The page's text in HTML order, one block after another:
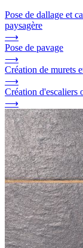
Pose de dallage et
paysagère
⟶
Pose de pavage
⟶
Création de murets
⟶
Création d'escaliers
⟶